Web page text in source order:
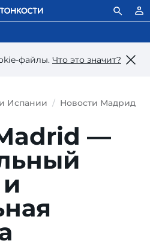
файлы. Что это значит?
Испании Новости Мадрида
—